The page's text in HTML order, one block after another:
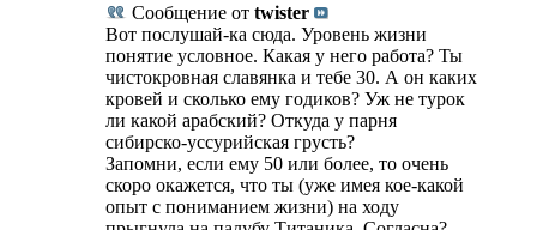
Сообщение от twister
Вот послушай-ка сюда. Уровень жизни
понятие условное. Какая у него работа? Ты
чистокровная славянка и тебе 30. А он каких
кровей и сколько ему годиков? Уж не турок
ли какой арабский? Откуда у парня
сибирско-уссурийская грусть?
Запомни, если ему 50 или более, то очень
скоро окажется, что ты (уже имея кое-какой
опыт с пониманием жизни) на ходу